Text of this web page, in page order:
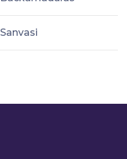
Sanvasi